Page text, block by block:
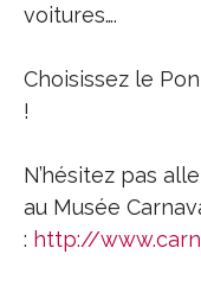
voitures….
Choisissez le
!
N’hésitez pas
au Musée
: http://